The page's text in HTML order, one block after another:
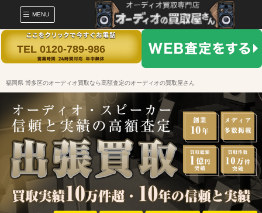
MENU
TEL 0120-789-986
福岡県 博多区のオーディオ買取なら高額査定のオーディオの買取屋さん